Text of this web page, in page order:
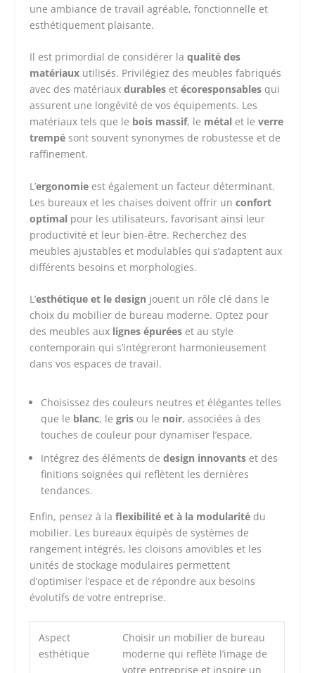
une ambiance de travail agréable, fonctionnelle et
esthétiquement plaisante.
Il est primordial de considérer laqualité des
matériaux utilisés. Privilégiez des meubles fabriqués
avec des matériauxdurables etécoresponsables qui
assurent une longévité de vos équipements. Les
matériaux tels que le bois massif, le métal et leverre
trempé sont souvent synonymes de robustesse et de
raffinement.
L’ergonomie est également un facteur déterminant.
Les bureaux et les chaises doivent offrir unconfort
optimal pour les utilisateurs, favorisant ainsi leur
productivité et leur bien-être. Recherchez des
meubles ajustables et modulables qui s’adaptent aux
différents besoins et morphologies.
L’esthétique et le design jouent un rôle clé dans le
choix du mobilier de bureau moderne. Optez pour
des meubles aux lignes épurées et au style
contemporain qui s’intégreront harmonieusement
dans vos espaces de travail.
Choisissez des couleurs neutres et élégantes telles
que le blanc, legris ou le noir, associées à des
touches de couleur pour dynamiser l’espace.
Intégrez des éléments dedesign innovants et des
finitions soignées qui reflètent les dernières
tendances.
Enfin, pensez à laflexibilité et à la modularité du
mobilier. Les bureaux équipés de systèmes de
rangement intégrés, les cloisons amovibles et les
unités de stockage modulaires permettent
d’optimiser l’espace et de répondre aux besoins
évolutifs de votre entreprise.
Aspect
esthétique
Choisir un mobilier de bureau
moderne qui reflète l’image de
votre entreprise et inspire un